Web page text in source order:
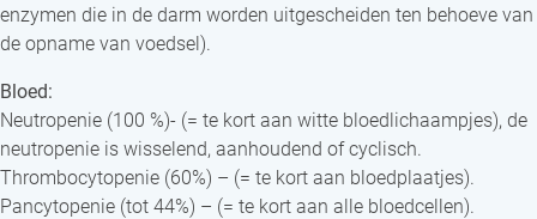
enzymen die in de darm worden uitgescheiden ten behoeve van
de opname van voedsel).
Bloed:
Neutropenie (100 %)- (= te kort aan witte bloedlichaampjes), de
neutropenie is wisselend, aanhoudend of cyclisch.
Thrombocytopenie (60%) – (= te kort aan bloedplaatjes).
Pancytopenie (tot 44%) – (= te kort aan alle bloedcellen).